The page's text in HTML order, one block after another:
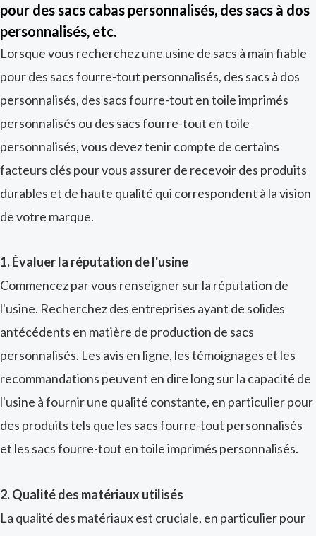
pour des sacs cabas personnalisés, des sacs à dos
personnalisés, etc.
Lorsque vous recherchez une usine de sacs à main fiable
pour des sacs fourre-tout personnalisés, des sacs à dos
personnalisés, des sacs fourre-tout en toile imprimés
personnalisés ou des sacs fourre-tout en toile
personnalisés, vous devez tenir compte de certains
facteurs clés pour vous assurer de recevoir des produits
durables et de haute qualité qui correspondent à la vision
de votre marque.
1. Évaluer la réputation de l'usine
Commencez par vous renseigner sur la réputation de
l'usine. Recherchez des entreprises ayant de solides
antécédents en matière de production de sacs
personnalisés. Les avis en ligne, les témoignages et les
recommandations peuvent en dire long sur la capacité de
l'usine à fournir une qualité constante, en particulier pour
des produits tels que les sacs fourre-tout personnalisés
et les sacs fourre-tout en toile imprimés personnalisés.
2. Qualité des matériaux utilisés
La qualité des matériaux est cruciale, en particulier pour